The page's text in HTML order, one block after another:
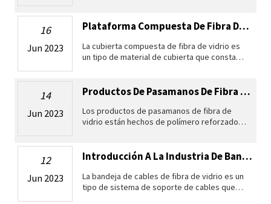
término "pultrusión" es una combina
16
Jun 2023
Plataforma Compuesta De Fibra De Vidrio: Aplicaciones Industriales
La cubierta compuesta de fibra de vidrio es
un tipo de material de cubierta que consta
cubierta compuesta de fibra de vidrio t
14
Jun 2023
Productos De Pasamanos De Fibra De Vidrio Y Sus Aplicaciones Industriales
Los productos de pasamanos de fibra de
vidrio están hechos de polímero reforzado
durabilidad de la fibra de vidrio
12
Jun 2023
Introducción A La Industria De Bandejas Portacables De Fibra De Vidrio
La bandeja de cables de fibra de vidrio es un
tipo de sistema de soporte de cables que